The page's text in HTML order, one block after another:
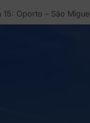
15: Oporto – São